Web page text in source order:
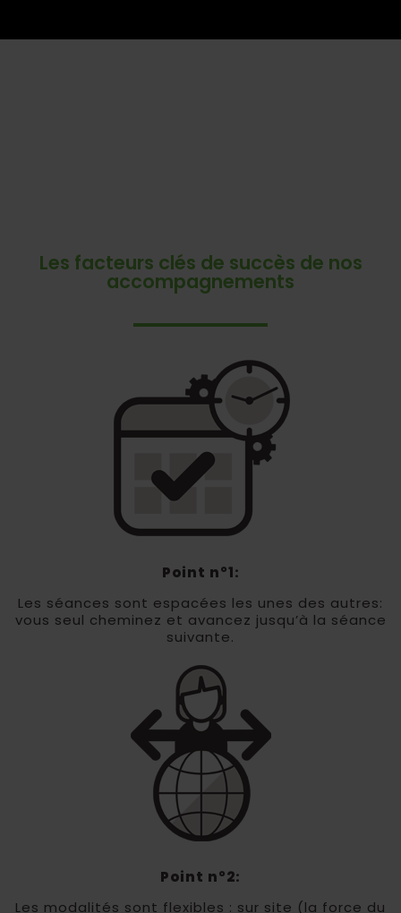
Les facteurs clés de succès de nos
accompagnements
Point n°1:
Les séances sont espacées les unes des autres:
vous seul cheminez et avancez jusqu’à la séance
suivante.
Point n°2:
Les modalités sont flexibles : sur site (la force du